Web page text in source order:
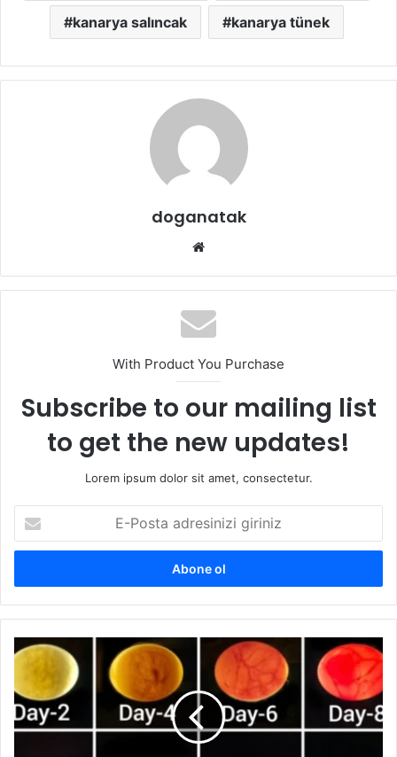
kanarya salıncak kanarya tünek
doganatak
With Product You Purchase
Subscribe to our mailing list
to get the new updates!
Lorem ipsum dolor sit amet, consectetur.
Posta
adresinizi